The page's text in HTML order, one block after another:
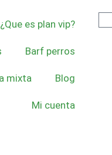
¿Que es plan vip?
Barf perros
mixta Blog
Mi cuenta